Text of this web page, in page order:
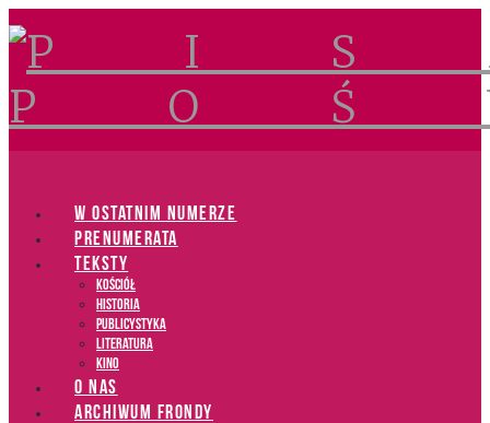
W OSTATNIM NUMERZE
PRENUMERATA
TEKSTY
Kościół
Historia
Publicystyka
Literatura
Kino
O NAS
ARCHIWUM FRONDY